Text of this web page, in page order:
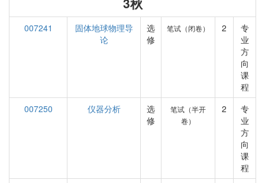
007241
固体地球物理导
论
选
修
笔试（闭卷） 2
专
业
方
向
课
程
007250
仪器分析
选
修
笔试（半开
卷）
2
专
业
方
向
课
程